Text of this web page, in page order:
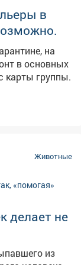
– яд
системы,
судороги.
и в
в
на
в основных
карты группы.
Животные
делает не
из